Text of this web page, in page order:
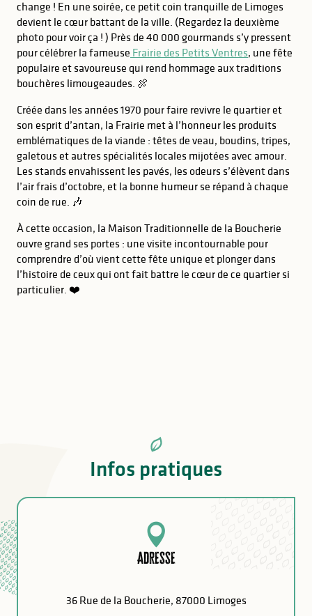
change ! En une soirée, ce petit coin tranquille de Limoges
devient le cœur battant de la ville. (Regardez la deuxième
photo pour voir ça ! ) Près de 40 000 gourmands s’y pressent
pour célébrer la fameuse Frairie des Petits Ventres, une fête
populaire et savoureuse qui rend hommage aux traditions
bouchères limougeaudes. 🍖
Créée dans les années 1970 pour faire revivre le quartier et
son esprit d’antan, la Frairie met à l’honneur les produits
emblématiques de la viande : têtes de veau, boudins, tripes,
galetous et autres spécialités locales mijotées avec amour.
Les stands envahissent les pavés, les odeurs s’élèvent dans
l’air frais d’octobre, et la bonne humeur se répand à chaque
coin de rue. 🎶
À cette occasion, la Maison Traditionnelle de la Boucherie
ouvre grand ses portes : une visite incontournable pour
comprendre d’où vient cette fête unique et plonger dans
l’histoire de ceux qui ont fait battre le cœur de ce quartier si
particulier. ❤️
Infos pratiques
Adresse
36 Rue de la Boucherie, 87000 Limoges